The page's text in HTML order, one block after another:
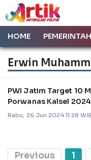
HOME
Erwin
PWI Jatim Target 10
Porwanas Kalsel 2024
Rabu, 26 Jun 2024 11:28
Previous 1